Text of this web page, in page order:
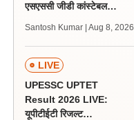
एसएससी जीडी कांस्टेबल
लेटेस्ट अपडेट, स्कोरकार्ड लिंक
Santosh Kumar | Aug 8, 2026
LIVE
UPESSC UPTET
Result 2026 LIVE:
यूपीटीईटी रिजल्ट